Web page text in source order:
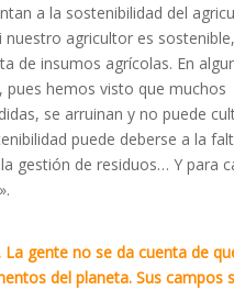
a la sostenibilidad del
nuestro agricultor es sostenible,
de insumos agrícolas. En
hemos visto que muchos
se arruinan y no puede
puede deberse a la
gestión de residuos… Y para
gente no se da cuenta de
del planeta. Sus campos